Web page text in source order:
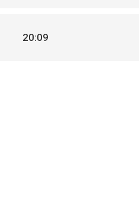
20:09